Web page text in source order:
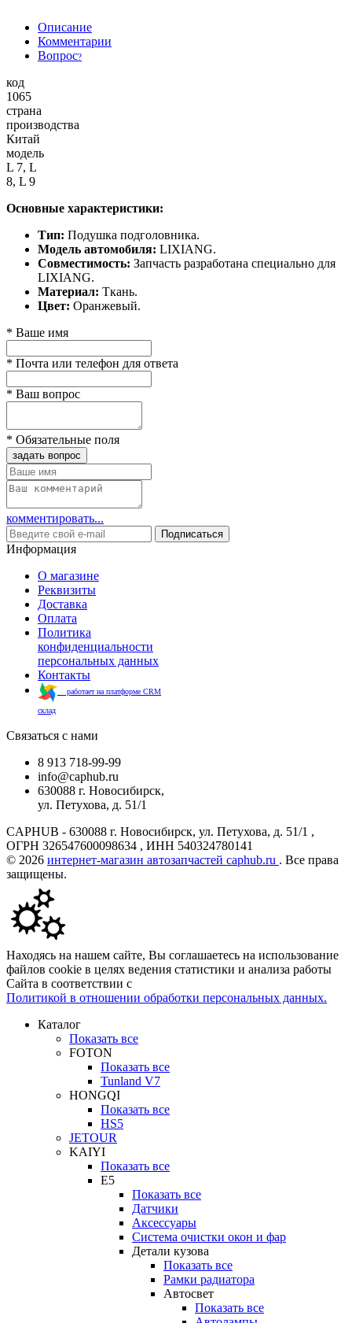
Описание
Комментарии
Вопрос?
код
1065
страна
производства
Китай
модель
L 7, L
8, L 9
Основные характеристики:
Тип: Подушка подголовника.
Модель автомобиля: LIXIANG.
Совместимость: Запчасть разработана специально для
LIXIANG.
Материал: Ткань.
Цвет: Оранжевый.
* Ваше имя
* Почта или телефон для ответа
* Ваш вопрос
* Обязательные поля
задать вопрос
комментировать...
Подписаться
Информация
О магазине
Реквизиты
Доставка
Оплата
Политика
конфиденциальности
персональных данных
Контакты
работает на платформе CRM
склад
Связаться с нами
8 913 718-99-99
info@caphub.ru
630088 г. Новосибирск,
ул. Петухова, д. 51/1
CAPHUB - 630088 г. Новосибирск, ул. Петухова, д. 51/1 ,
ОГРН 326547600098634 , ИНН 540324780141
© 2026 интернет-магазин автозапчастей caphub.ru . Все права
защищены.
Находясь на нашем сайте, Вы соглашаетесь на использование
файлов cookie в целях ведения статистики и анализа работы
Сайта в соответствии с
Политикой в отношении обработки персональных данных.
Каталог
Показать все
FOTON
Показать все
Tunland V7
HONGQI
Показать все
HS5
JETOUR
KAIYI
Показать все
E5
Показать все
Датчики
Аксессуары
Система очистки окон и фар
Детали кузова
Показать все
Рамки радиатора
Автосвет
Показать все